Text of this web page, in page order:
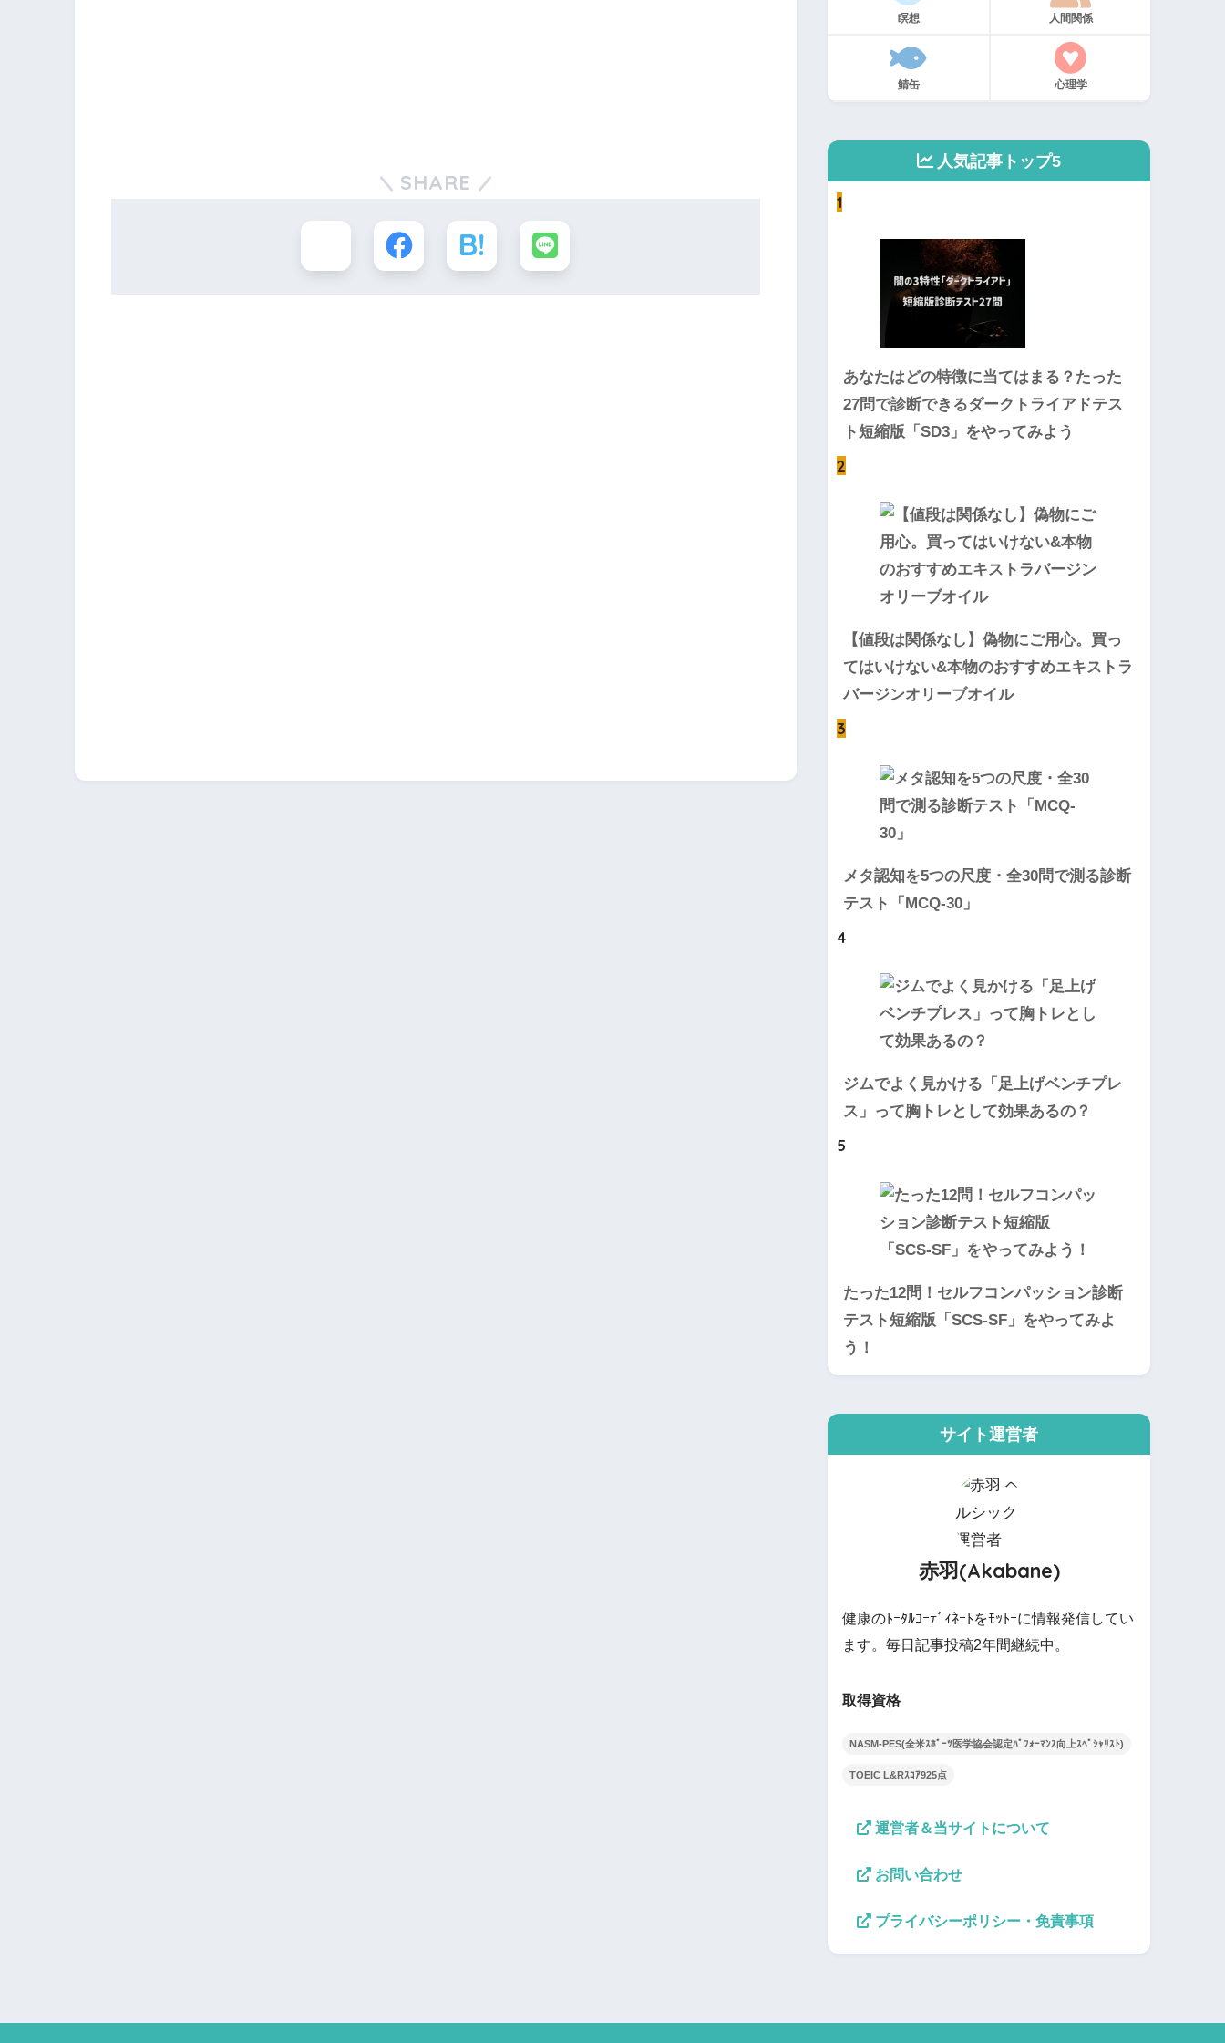
SHARE
瞑想 人間関係
鯖缶 心理学
人気記事トップ5
1
あなたはどの特徴に当てはまる？たった
27問で診断できるダークトライアドテス
ト短縮版「SD3」をやってみよう
2
【値段は関係なし】偽物にご用心。買っ
てはいけない&本物のおすすめエキストラ
バージンオリーブオイル
3
メタ認知を5つの尺度・全30問で測る診断
テスト「MCQ-30」
4
ジムでよく見かける「足上げベンチプレ
ス」って胸トレとして効果あるの？
5
たった12問！セルフコンパッション診断
テスト短縮版「SCS-SF」をやってみよ
う！
サイト運営者
赤羽(Akabane)
健康のﾄｰﾀﾙｺｰﾃﾞｨﾈｰﾄをﾓｯﾄｰに情報発信してい
ます。毎日記事投稿2年間継続中。
取得資格
NASM-PES(全米ｽﾎﾟｰﾂ医学協会認定ﾊﾟﾌｫｰﾏﾝｽ向上ｽﾍﾟｼｬﾘｽﾄ)
TOEIC L&Rｽｺｱ925点
運営者＆当サイトについて
お問い合わせ
プライバシーポリシー・免責事項